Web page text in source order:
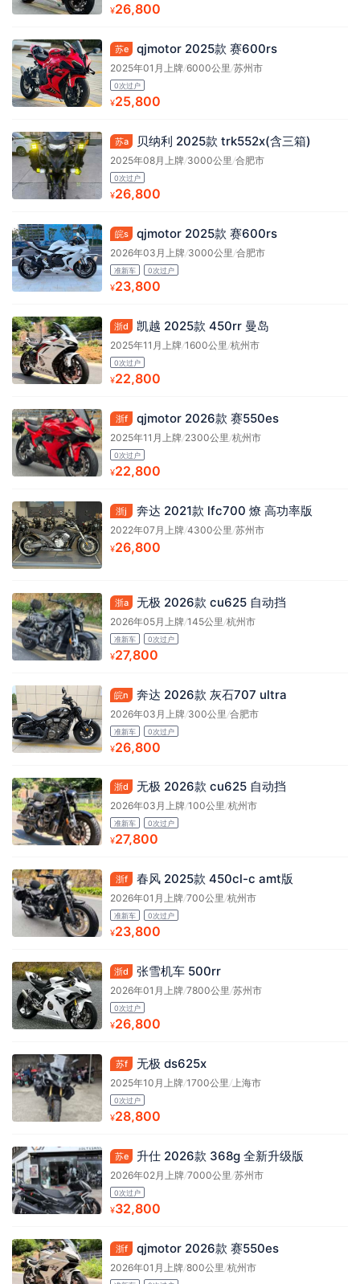
¥26,800
苏e qjmotor 2025款 赛600rs
2025年01月上牌/6000公里/苏州市
0次过户
¥25,800
苏a 贝纳利 2025款 trk552x(含三箱)
2025年08月上牌/3000公里 /合肥市
0次过户
¥26,800
皖s qjmotor 2025款 赛600rs
2026年03月上牌/3000公里 /合肥市
准新车 0次过户
¥23,800
浙d 凯越 2025款 450rr 曼岛
2025年11月上牌/1600公里 /杭州市
0次过户
¥22,800
浙f qjmotor 2026款 赛550es
2025年11月上牌/2300公里 /杭州市
0次过户
¥22,800
浙j 奔达 2021款 lfc700 燎 高功率版
2022年07月上牌/4300公里 /苏州市
¥26,800
浙a 无极 2026款 cu625 自动挡
2026年05月上牌/145公里 /杭州市
准新车 0次过户
¥27,800
皖n 奔达 2026款 灰石707 ultra
2026年03月上牌/300公里 /合肥市
准新车 0次过户
¥26,800
浙d 无极 2026款 cu625 自动挡
2026年03月上牌/100公里/杭州市
准新车 0次过户
¥27,800
浙f 春风 2025款 450cl-c amt版
2026年01月上牌/700公里/杭州市
准新车 0次过户
¥23,800
浙d 张雪机车 500rr
2026年01月上牌/7800公里/苏州市
0次过户
¥26,800
苏f 无极 ds625x
2025年10月上牌/1700公里/上海市
0次过户
¥28,800
苏e 升仕 2026款 368g 全新升级版
2026年02月上牌/7000公里/苏州市
0次过户
¥32,800
浙f qjmotor 2026款 赛550es
2026年01月上牌/800公里/杭州市